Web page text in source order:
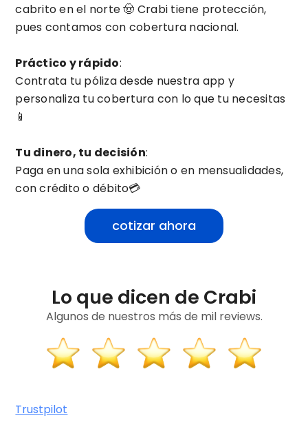
cabrito en el norte 🤠 Crabi tiene protección,
pues contamos con cobertura nacional.
Práctico y rápido:
Contrata tu póliza desde nuestra app y
personaliza tu cobertura con lo que tu necesitas
📱
Tu dinero, tu decisión:
Paga en una sola exhibición o en mensualidades,
con crédito o débito💳
cotizar ahora
Lo que dicen de Crabi
Algunos de nuestros más de mil reviews.
Trustpilot